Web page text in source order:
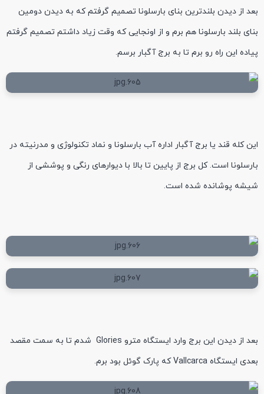
بعد از دیدن بلندترین بنای بارسلونا تصمیم گرفتم که به دیدن دومین
بنای بلند بارسلونا هم برم و از اونجایی که وقت زیاد داشتم تصمیم گرفتم
پیاده این راه رو برم تا به برج آگبار برسم.
این کله قند یا برج آگبار اداره آب بارسلونا و نماد تکنولوژی و مدرنیته در
بارسلونا است. کل برج از پایین تا بالا با دیوارهای رنگی و پوششی از
شیشه پوشانده شده است.
بعد از دیدن این برج وارد ایستگاه مترو Glories شدم تا به سمت مقصد
بعدی ایستگاه Vallcarca که پارک گوئل بود برم.